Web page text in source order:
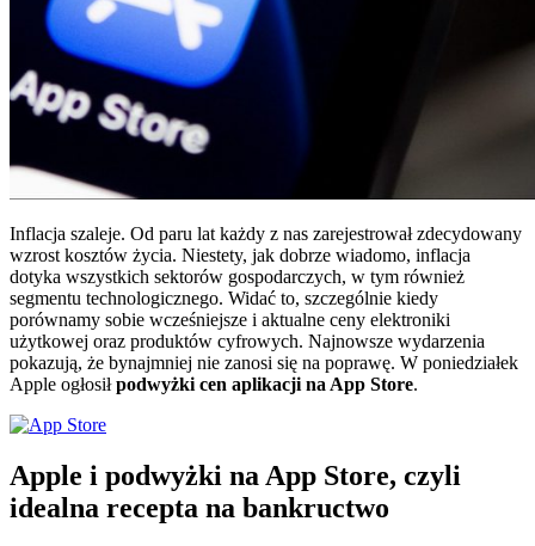
Inflacja szaleje. Od paru lat każdy z nas zarejestrował zdecydowany
wzrost kosztów życia. Niestety, jak dobrze wiadomo, inflacja
dotyka wszystkich sektorów gospodarczych, w tym również
segmentu technologicznego. Widać to, szczególnie kiedy
porównamy sobie wcześniejsze i aktualne ceny elektroniki
użytkowej oraz produktów cyfrowych. Najnowsze wydarzenia
pokazują, że bynajmniej nie zanosi się na poprawę. W poniedziałek
Apple ogłosiłpodwyżki cen aplikacji na App Store.
Apple i podwyżki na App Store, czyli
idealna recepta na bankructwo